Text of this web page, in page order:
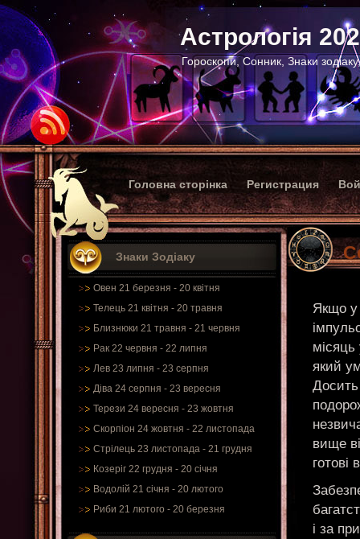
Астрологія
Гороскопи, Сонник, Знаки
Головна сторінка Регистрация
Знаки Зодіаку
Овен 21 березня - 20 квітня
Телець 21 квітня - 20 травня
Близнюки 21 травня - 21 червня
Рак 22 червня - 22 липня
Лев 23 липня - 23 серпня
Діва 24 серпня - 23 вересня
Терези 24 вересня - 23 жовтня
Скорпіон 24 жовтня - 22 листопада
Стрілець 23 листопада - 21 грудня
Козеріг 22 грудня - 20 січня
Водолій 21 січня - 20 лютого
Риби 21 лютого - 20 березня
Якщо у
який
Досить
вище
готові
і за